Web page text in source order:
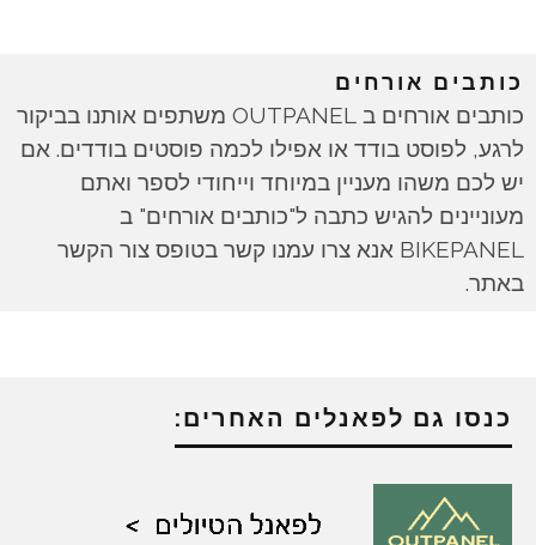
כותבים אורחים
כותבים אורחים ב OUTPANEL משתפים אותנו בביקור
לרגע, לפוסט בודד או אפילו לכמה פוסטים בודדים. אם
יש לכם משהו מעניין במיוחד וייחודי לספר ואתם
מעוניינים להגיש כתבה ל"כותבים אורחים" ב
BIKEPANEL אנא צרו עמנו קשר בטופס צור הקשר
באתר.
כנסו גם לפאנלים האחרים: